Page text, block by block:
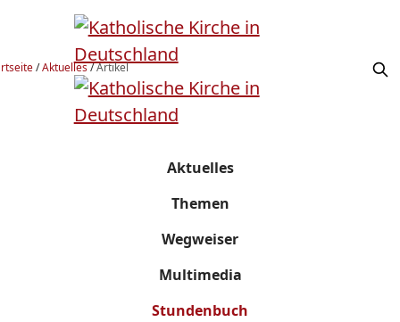
/Aktuelles/Artikel
Aktuelles
Themen
Wegweiser
Multimedia
Stundenbuch